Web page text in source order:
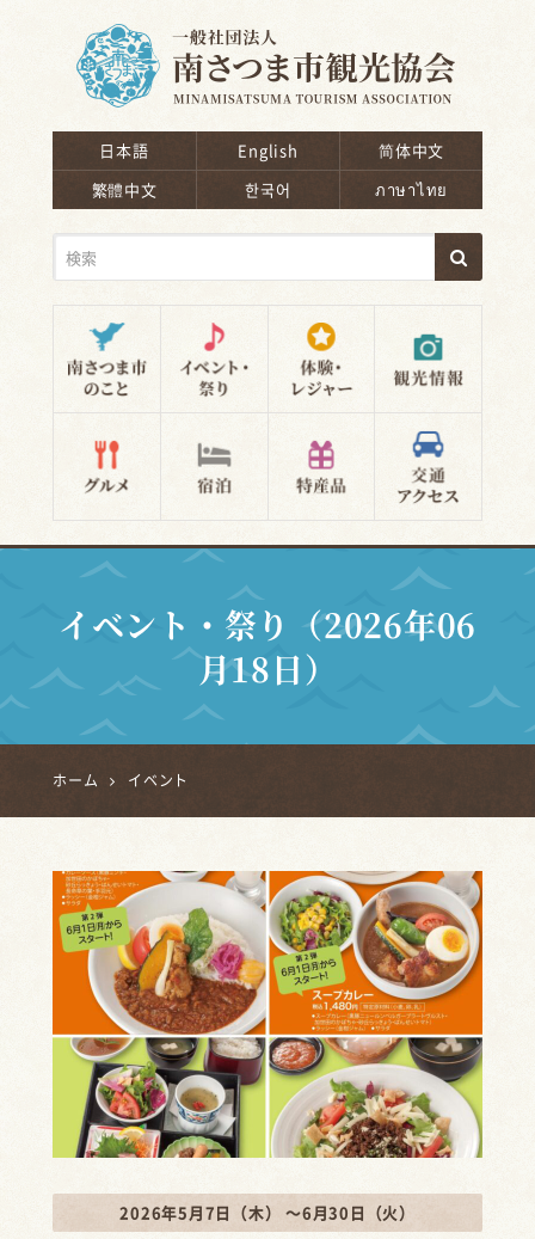
日本語 English
简体中文
繁體中文
한국어 ภาษาไทย
イベント・祭り（2026年06
月18日）
ホーム イベント
2026年5月7日（木） ～6月30日（火）